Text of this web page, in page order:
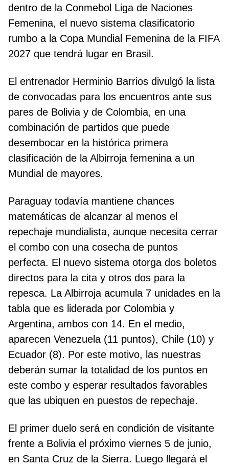
dentro de la Conmebol Liga de Naciones
Femenina, el nuevo sistema clasificatorio
rumbo a la Copa Mundial Femenina de la FIFA
2027 que tendrá lugar en Brasil.
El entrenador Herminio Barrios divulgó la lista
de convocadas para los encuentros ante sus
pares de Bolivia y de Colombia, en una
combinación de partidos que puede
desembocar en la histórica primera
clasificación de la Albirroja femenina a un
Mundial de mayores.
Paraguay todavía mantiene chances
matemáticas de alcanzar al menos el
repechaje mundialista, aunque necesita cerrar
el combo con una cosecha de puntos
perfecta. El nuevo sistema otorga dos boletos
directos para la cita y otros dos para la
repesca. La Albirroja acumula 7 unidades en la
tabla que es liderada por Colombia y
Argentina, ambos con 14. En el medio,
aparecen Venezuela (11 puntos), Chile (10) y
Ecuador (8). Por este motivo, las nuestras
deberán sumar la totalidad de los puntos en
este combo y esperar resultados favorables
que las ubiquen en puestos de repechaje.
El primer duelo será en condición de visitante
frente a Bolivia el próximo viernes 5 de junio,
en Santa Cruz de la Sierra. Luego llegará el